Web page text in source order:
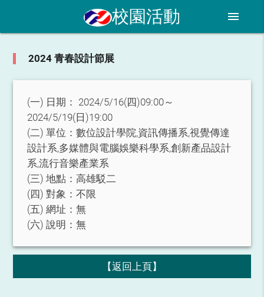
校園活動 menu
2024 青春設計節展
(一) 日期： 2024/5/16(四)09:00～
2024/5/19(日)19:00
(二) 單位：數位設計學院,資訊傳播系,視覺傳達
設計系,多媒體與電腦娛樂科學系,創新產品設計
系,流行音樂產業系
(三) 地點：高雄駁二
(四) 對象：不限
(五) 網址：無
(六) 說明：無
【返回上頁】